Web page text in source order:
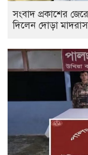
সংবাদ প্রকাশের
দিলেন দোড়া